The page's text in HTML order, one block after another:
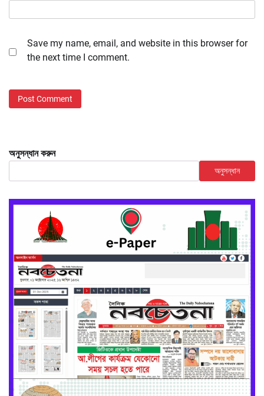
Save my name, email, and website in this browser for
the next time I comment.
অনুসন্ধান করুন
অনুসন্ধান